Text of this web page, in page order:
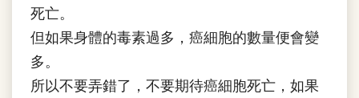
死亡。
但如果身體的毒素過多，癌細胞的數量便會變
多。
所以不要弄錯了，不要期待癌細胞死亡，如果